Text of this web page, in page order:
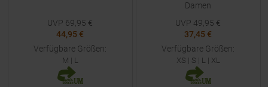
UVP 69,95 €
44,95 €
Verfügbare Größen:
M | L
Damen
UVP 49,95 €
37,45 €
Verfügbare Größen:
XS | S | L | XL